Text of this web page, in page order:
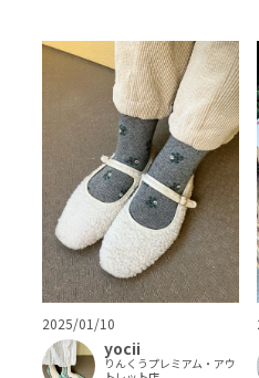
2025/01/10
yocii
りんくうプレミアム・アウ